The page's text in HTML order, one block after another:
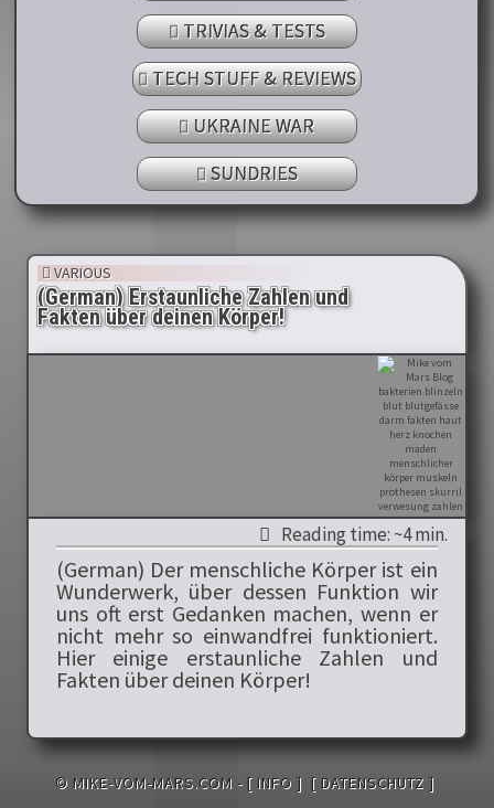
TRIVIAS & TESTS
TECH STUFF & REVIEWS
UKRAINE WAR
SUNDRIES
VARIOUS
(German) Erstaunliche Zahlen und
Fakten über deinen Körper!
Reading time: ~4 min.
(German) Der menschliche Körper ist ein
Wunderwerk, über dessen Funktion wir
uns oft erst Gedanken machen, wenn er
nicht mehr so einwandfrei funktioniert.
Hier einige erstaunliche Zahlen und
Fakten über deinen Körper!
© MIKE-VOM-MARS.COM - [ INFO ] [ DATENSCHUTZ ]